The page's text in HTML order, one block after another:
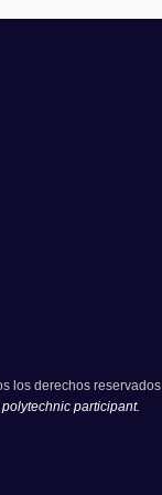
los derechos
participant.